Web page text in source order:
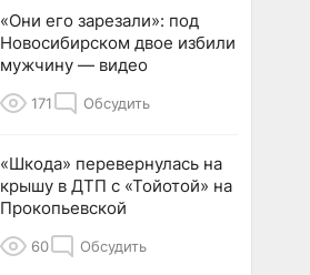
«Они его зарезали»: под
Новосибирском двое избили
мужчину — видео
171 Обсудить
«Шкода» перевернулась на
крышу в ДТП с «Тойотой» на
Прокопьевской
60 Обсудить